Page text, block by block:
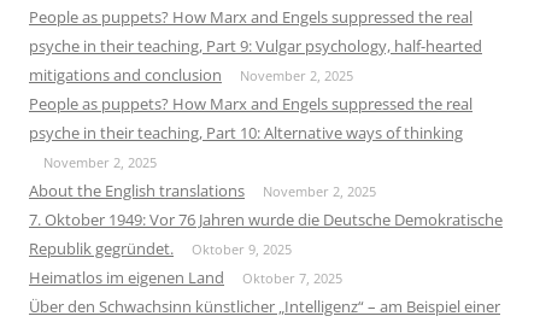
People as puppets? How Marx and Engels suppressed the real
psyche in their teaching, Part 9: Vulgar psychology, half-hearted
mitigations and conclusion
November 2, 2025
People as puppets? How Marx and Engels suppressed the real
psyche in their teaching, Part 10: Alternative ways of thinking
November 2, 2025
About the English translations November 2, 2025
7. Oktober 1949: Vor 76 Jahren wurde die Deutsche Demokratische
Republik gegründet.
Oktober 9, 2025
Heimatlos im eigenen Land Oktober 7, 2025
Über den Schwachsinn künstlicher „Intelligenz“ – am Beispiel einer